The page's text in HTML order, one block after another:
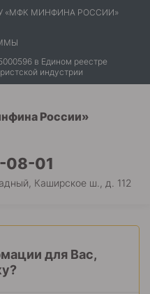
«МФК МИНФИНА РОССИИ»
в Едином реестре
индустрии
России»
08-01
Каширское ш., д. 112
для Вас,